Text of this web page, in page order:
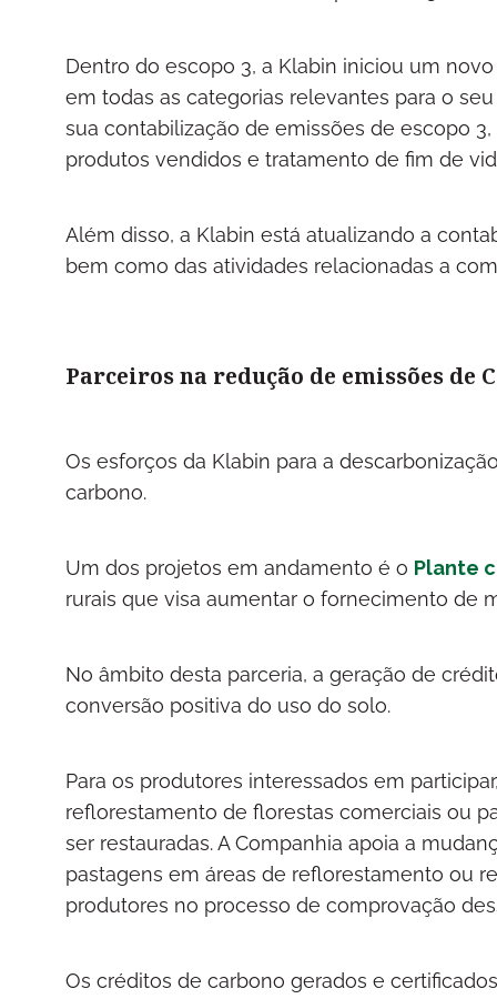
Dentro do escopo 3, a Klabin iniciou um
em todas as categorias relevantes para o
sua contabilização de emissões de escopo
produtos vendidos e tratamento de fim de
Além disso, a Klabin está atualizando a
bem como das atividades relacionadas a
Parceiros na redução de emissões de
Os esforços da Klabin para a
carbono.
Um dos projetos em andamento é o Plante
rurais que visa aumentar o fornecimento de
No âmbito desta parceria, a geração de
conversão positiva do uso do solo.
Para os produtores interessados em
reflorestamento de florestas comerciais ou
ser restauradas. A Companhia apoia a
pastagens em áreas de reflorestamento ou
produtores no processo de comprovação
Os créditos de carbono gerados e